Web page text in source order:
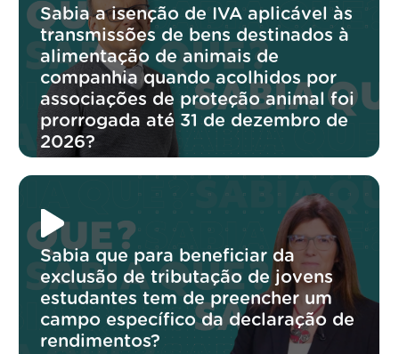
Sabia a isenção de IVA aplicável às
transmissões de bens destinados à
alimentação de animais de
companhia quando acolhidos por
associações de proteção animal foi
prorrogada até 31 de dezembro de
2026?
Sabia que para beneficiar da
exclusão de tributação de jovens
estudantes tem de preencher um
campo específico da declaração de
rendimentos?